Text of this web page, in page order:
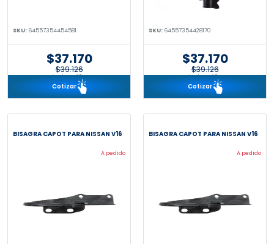
SKU: 64557354454581
$37.170
$39.126
incl. IVA 19%
Cotizar
SKU: 64557354428170
$37.170
$39.126
incl. IVA 19%
Cotizar
BISAGRA CAPOT PARA NISSAN V16
A pedido
BISAGRA CAPOT PARA NISSAN V16
A pedido